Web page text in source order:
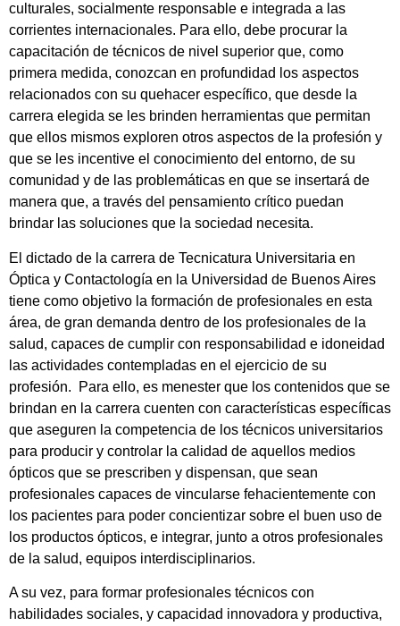
culturales, socialmente responsable e integrada a las
corrientes internacionales. Para ello, debe procurar la
capacitación de técnicos de nivel superior que, como
primera medida, conozcan en profundidad los aspectos
relacionados con su quehacer específico, que desde la
carrera elegida se les brinden herramientas que permitan
que ellos mismos exploren otros aspectos de la profesión y
que se les incentive el conocimiento del entorno, de su
comunidad y de las problemáticas en que se insertará de
manera que, a través del pensamiento crítico puedan
brindar las soluciones que la sociedad necesita.
El dictado de la carrera de Tecnicatura Universitaria en
Óptica y Contactología en la Universidad de Buenos Aires
tiene como objetivo la formación de profesionales en esta
área, de gran demanda dentro de los profesionales de la
salud, capaces de cumplir con responsabilidad e idoneidad
las actividades contempladas en el ejercicio de su
profesión. Para ello, es menester que los contenidos que se
brindan en la carrera cuenten con características específicas
que aseguren la competencia de los técnicos universitarios
para producir y controlar la calidad de aquellos medios
ópticos que se prescriben y dispensan, que sean
profesionales capaces de vincularse fehacientemente con
los pacientes para poder concientizar sobre el buen uso de
los productos ópticos, e integrar, junto a otros profesionales
de la salud, equipos interdisciplinarios.
A su vez, para formar profesionales técnicos con
habilidades sociales, y capacidad innovadora y productiva,